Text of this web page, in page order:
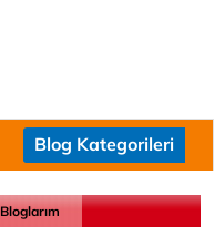
Blog Kategorileri
Bloglarım